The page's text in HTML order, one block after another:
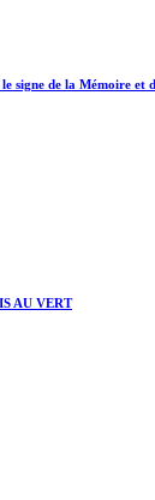
signe de la Mémoire et
AU VERT